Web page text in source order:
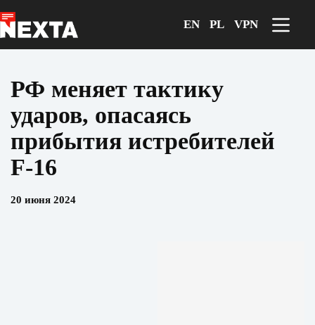
к
сути
EN PL VPN
РФ меняет тактику
ударов, опасаясь
прибытия истребителей
F-16
20 июня 2024